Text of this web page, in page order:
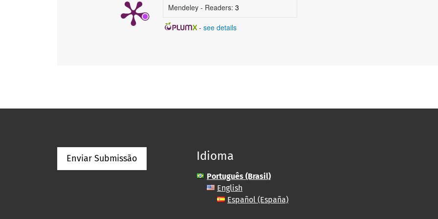
Mendeley - Readers: 3
- see details
Enviar Submissão Idioma
Português (Brasil)
English
Español (España)